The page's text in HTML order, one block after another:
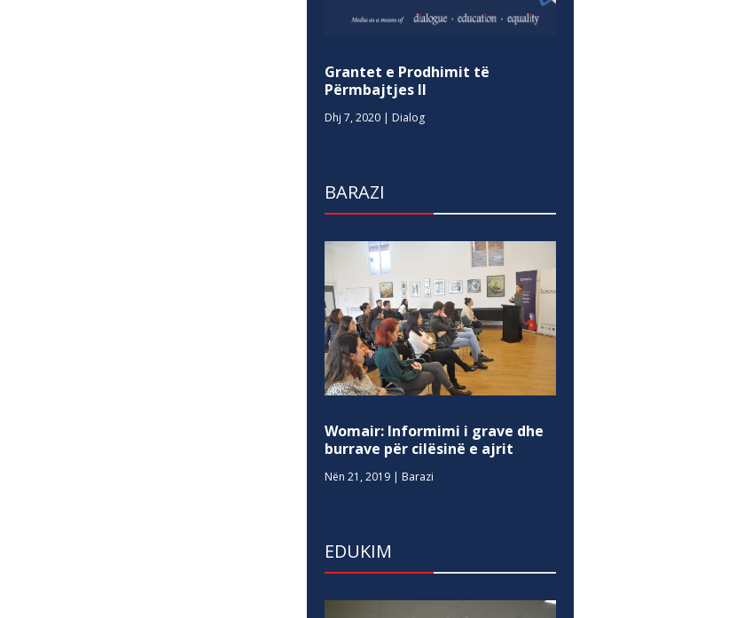
Grantet e Prodhimit të
Përmbajtjes II
Dhj 7, 2020 | Dialog
BARAZI
Womair: Informimi i grave dhe
burrave për cilësinë e ajrit
Nën 21, 2019 | Barazi
EDUKIM